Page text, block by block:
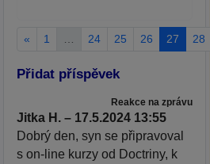
« 1 24 25 26 27 28
Přidat příspěvek
Reakce na zprávu
Jitka H. – 17.5.2024 13:55
Dobrý den, syn se připravoval
s on-line kurzy od Doctriny, k